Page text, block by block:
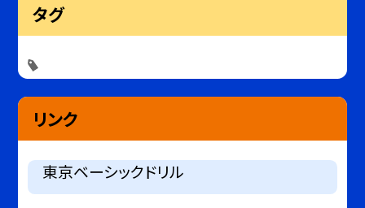
タグ
リンク
東京ベーシックドリル